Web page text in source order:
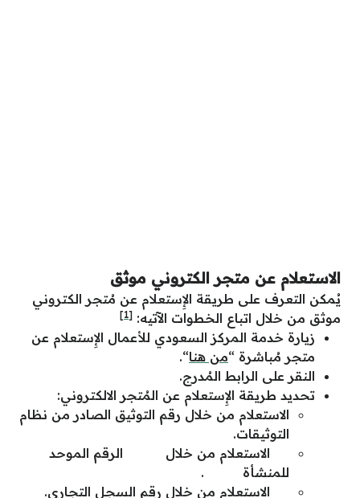
الاستعلام عن متجر الكتروني موثق
يُمكن التعرف على طريقة الإِستعلام عن مُتجر الكتروني
موثق من خلال اتباع الخطوات الآتيه: [1]
زيارة خدمة المركز السعودي للأعمال الإِستعلام عن
متجر مُباشرة “من هنا“.
النقر على الرابط المُدرج.
تحديد طريقة الإِستعلام عن المُتجر الالكتروني:
الاستعلام من خلال رقم التوثيق الصادر من نظام
التوثيقات.
الاستعلام من خلال
الرقم الموحد
للمنشأة
.
الاستعلام من خلال رقم السجل التجاري.